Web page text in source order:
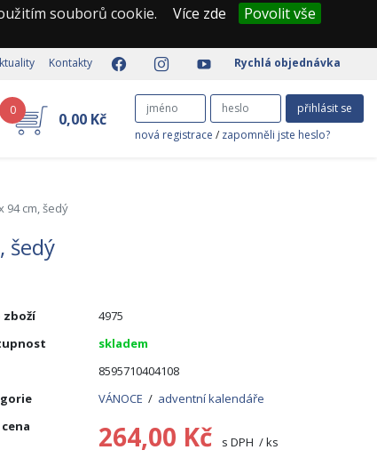
souborů cookie. Více zde
Povolit vše
Kontakty Rychlá objednávka
0 0,00 Kč
přihlásit se
nová registrace / zapomněli jste heslo?
94 cm, šedý
šedý
zboží
4975
skladem
8595710404108
VÁNOCE / adventní kalendáře
cena
264,00 Kč s DPH / ks